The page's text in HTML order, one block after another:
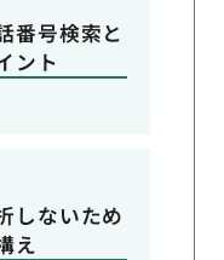
番号検索と
ント
しないため
え